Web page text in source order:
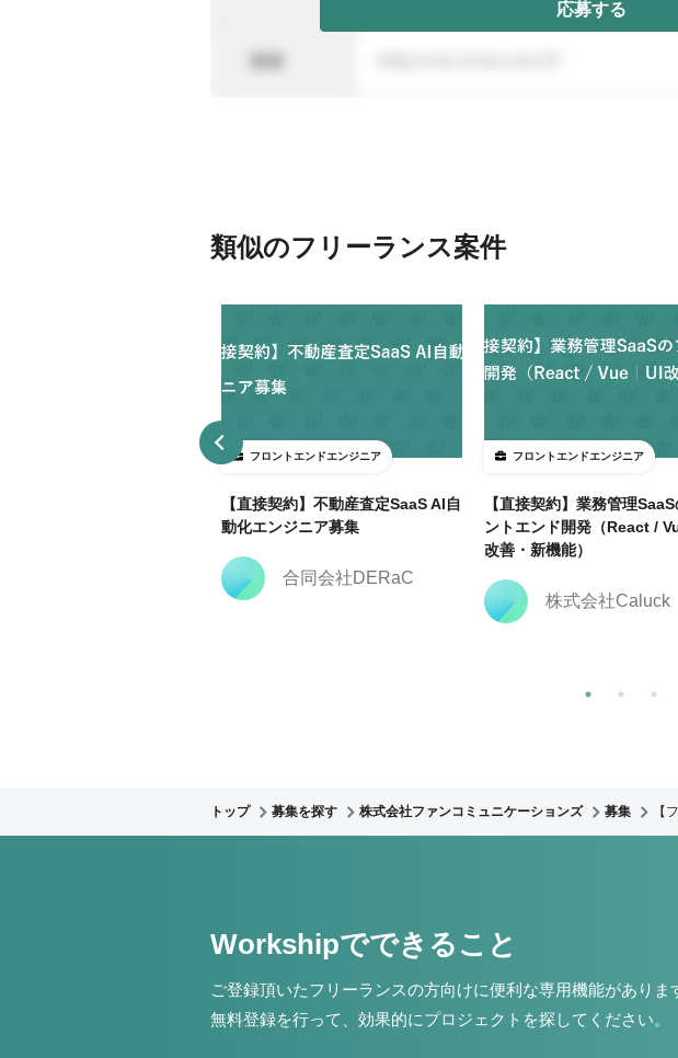
応募する
類似のフリーランス案件
フロントエンドエンジニア
【直接契約】不動産査定SaaS AI自
動化エンジニア募集
合同会社DERaC
フロントエンドエンジニア
【直接契約】業務管理
ントエンド開発（React /
改善・新機能）
株式会社Caluck
トップ 募集を探す 株式会社ファンコミュニケーションズ 募集 【
Workshipでできること
ご登録頂いたフリーランスの方向けに便利な専用機能がありま
無料登録を行って、効果的にプロジェクトを探してください。